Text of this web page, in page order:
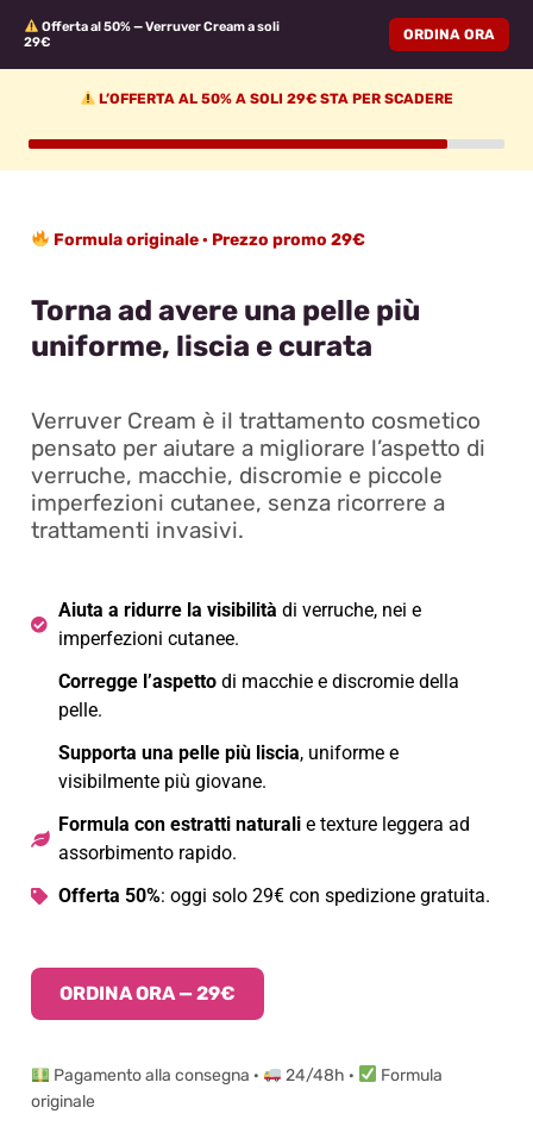
Offerta al 50% — Verruver Cream a soli
29€
ORDINA ORA
L’OFFERTA AL 50% A SOLI 29€ STA PER SCADERE
Formula originale · Prezzo promo 29€
Torna ad avere una pelle più
uniforme, liscia e curata
Verruver Cream è il trattamento cosmetico
pensato per aiutare a migliorare l’aspetto di
verruche, macchie, discromie e piccole
imperfezioni cutanee, senza ricorrere a
trattamenti invasivi.
Aiuta a ridurre la visibilità di verruche, nei e
imperfezioni cutanee.
Corregge l’aspettodi macchie e discromie della
pelle.
Supporta una pelle più liscia, uniforme e
visibilmente più giovane.
Formula con estratti naturalie texture leggera ad
assorbimento rapido.
Offerta 50%: oggi solo 29€ con spedizione gratuita.
ORDINA ORA — 29€
Pagamento alla consegna · 24/48h ·
Formula
originale